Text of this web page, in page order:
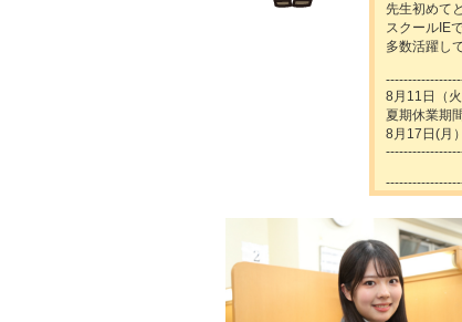
先生初めて
スクールIE
多数活躍し
8月11日（
夏期休業期
8月17日(月